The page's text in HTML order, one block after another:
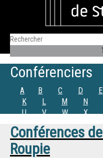
Conférenciers
A B C D E
K
L M N
U
V W X
Conférences de
Roupie